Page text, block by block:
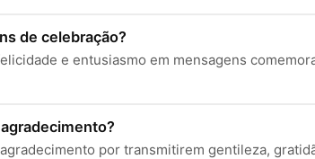
de celebração?
e entusiasmo em mensagens
por transmitirem gentileza,